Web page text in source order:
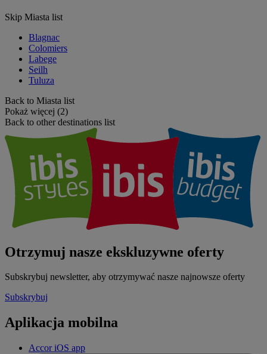
Skip Miasta list
Blagnac
Colomiers
Labege
Seilh
Tuluza
Back to Miasta list
Pokaż więcej (2)
Back to other destinations list
Otrzymuj nasze ekskluzywne oferty
Subskrybuj newsletter, aby otrzymywać nasze najnowsze oferty
Subskrybuj
Aplikacja mobilna
Accor iOS app